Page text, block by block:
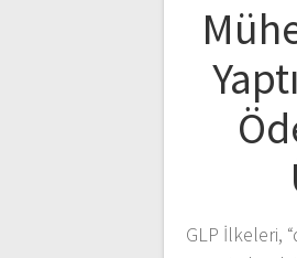
GLP İlkeleri,